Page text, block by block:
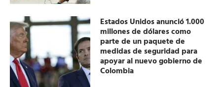
Estados Unidos anunció 1.000
millones de dólares como
parte de un paquete de
medidas de seguridad para
apoyar al nuevo gobierno de
Colombia